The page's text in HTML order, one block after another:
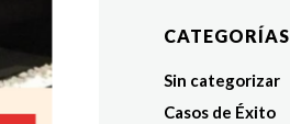
CATEGORÍAS
Sin categorizar
Casos de Éxito